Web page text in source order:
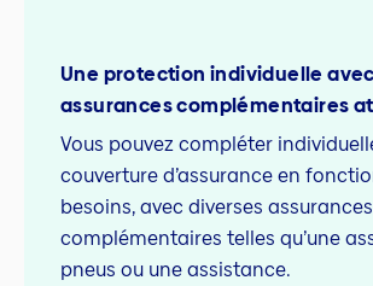
Une protection individuelle
assurances complémentaires
Vous pouvez compléter
couverture d’assurance en
besoins, avec diverses assurances
complémentaires telles qu’une
pneus ou une assistance.